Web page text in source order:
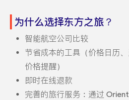
为什么选择东方之旅？
智能航空公司比较
节省成本的工具（价格日历、
价格提醒）
即时在线退款
完善的旅行服务：通过